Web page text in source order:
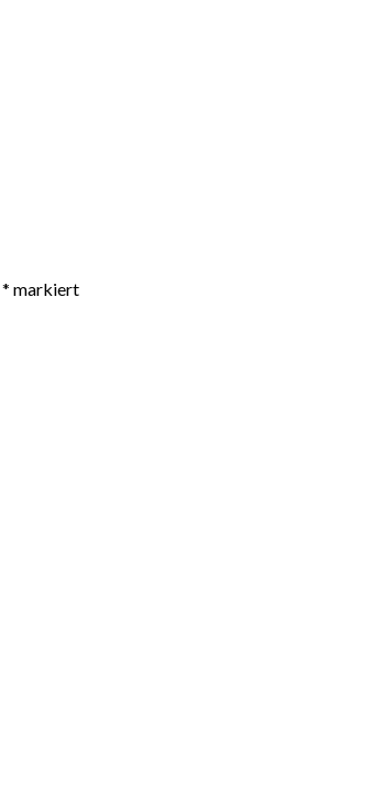
* markiert